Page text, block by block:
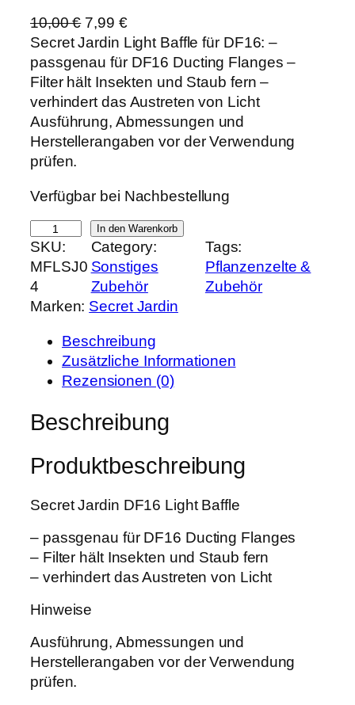
10,00€ U
r
s
p
r
ü
n
i
c
h
e
P
e
i
s
a
:
1
0
0
7,99 €A
k
t
u
e
l
l
P
r
e
i
s
i
t
:
7
9
€
.
Secret Jardin Light Baffle für DF16: –
passgenau für DF16 Ducting Flanges –
Filter hält Insekten und Staub fern –
verhindert das Austreten von Licht
Ausführung, Abmessungen und
Herstellerangaben vor der Verwendung
prüfen.
Verfügbar bei Nachbestellung
e
c
r
e
i
L
g
f
l
e
f
In den Warenkorb
SKU:
MFLSJ0
4
Category:
Sonstiges
Zubehör
Tags:
Pflanzenzelte &
Zubehör
Marken: Secret Jardin
Beschreibung
Zusätzliche Informationen
Rezensionen (0)
Beschreibung
Produktbeschreibung
Secret Jardin DF16 Light Baffle
– passgenau für DF16 Ducting Flanges
– Filter hält Insekten und Staub fern
– verhindert das Austreten von Licht
Hinweise
Ausführung, Abmessungen und
Herstellerangaben vor der Verwendung
prüfen.